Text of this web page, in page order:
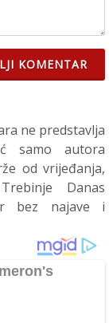
KOMENTAR
ne predstavlja
samo autora
od vrijeđanja,
Danas
bez najave i